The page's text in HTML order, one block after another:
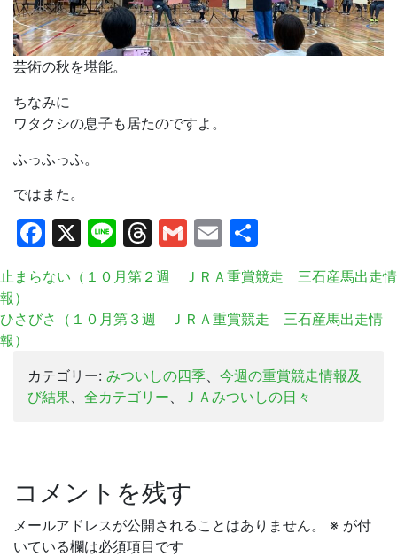
芸術の秋を堪能。
ちなみに
ワタクシの息子も居たのですよ。
ふっふっふ。
ではまた。
Facebook
X LineThreads
Gmail
Email
有
止まらない（１０月第２週 ＪＲＡ重賞競走 三石産馬出走情
報）
ひさびさ（１０月第３週 ＪＲＡ重賞競走 三石産馬出走情
報）
カテゴリー: みついしの四季、 今週の重賞競走情報及
び結果、 全カテゴリー、 ＪＡみついしの日々
コメントを残す
メールアドレスが公開されることはありません。 ※ が付
いている欄は必須項目です